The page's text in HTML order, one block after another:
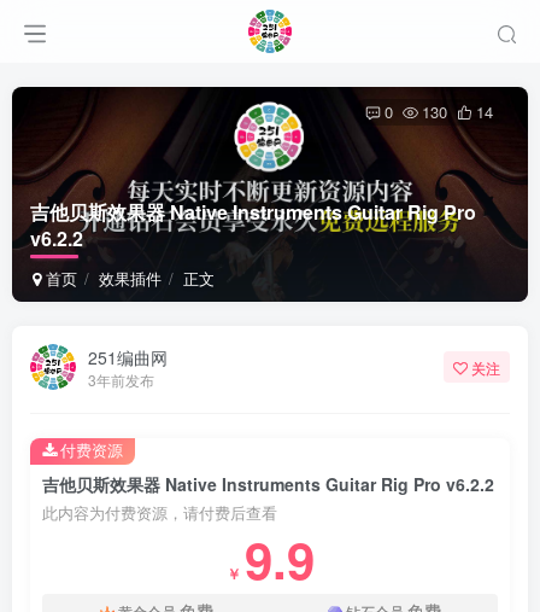
吉他贝斯效果器 Native Instruments Guitar Rig Pro
v6.2.2
首页 效果插件 正文
0 130 14
251编曲网
3年前发布
关注
吉他贝斯效果器 Native Instruments Guitar Rig Pro v6.2.2
此内容为付费资源，请付费后查看
￥ 9.9
付费资源